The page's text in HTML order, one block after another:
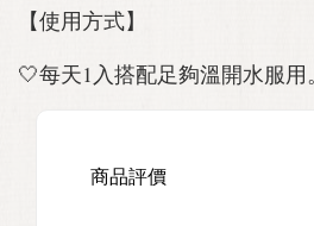
【使用方式】
🤍每天1入搭配足夠溫開水服用。
商品評價